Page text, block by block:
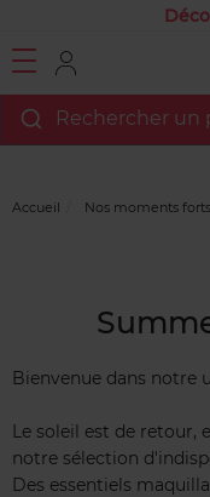
Rechercher un
Accueil Nos moments forts
Bienvenue dans notre
Le soleil est de retour,
notre sélection
Des essentiels